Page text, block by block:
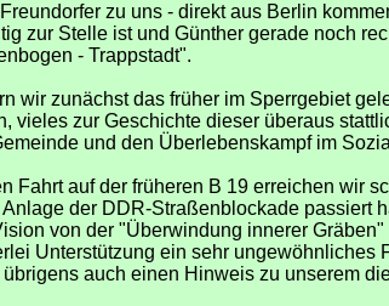
zu uns - direkt aus Berlin
zur Stelle ist und Günther gerade noch
- Trappstadt".
wir zunächst das früher im Sperrgebiet
zur Geschichte dieser überaus
und den Überlebenskampf im
auf der früheren B 19 erreichen wir
der DDR-Straßenblockade
von der "Überwindung innerer
Unterstützung ein sehr
auch einen Hinweis zu unserem